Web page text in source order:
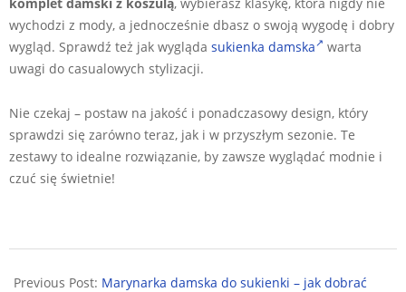
wychodzi z mody, a jednocześnie dbasz o swoją wygodę i dobry
wygląd. Sprawdź też jak wygląda sukienka damska
warta
uwagi do casualowych stylizacji.
Nie czekaj – postaw na jakość i ponadczasowy design, który
sprawdzi się zarówno teraz, jak i w przyszłym sezonie. Te
zestawy to idealne rozwiązanie, by zawsze wyglądać modnie i
czuć się świetnie!
09-
Previous Post: Marynarka damska do sukienki – jak dobrać